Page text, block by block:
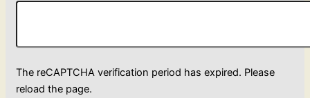
The reCAPTCHA verification period has expired. Please
reload the page.